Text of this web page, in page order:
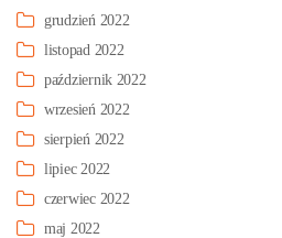
grudzień 2022
listopad 2022
październik 2022
wrzesień 2022
sierpień 2022
lipiec 2022
czerwiec 2022
maj 2022